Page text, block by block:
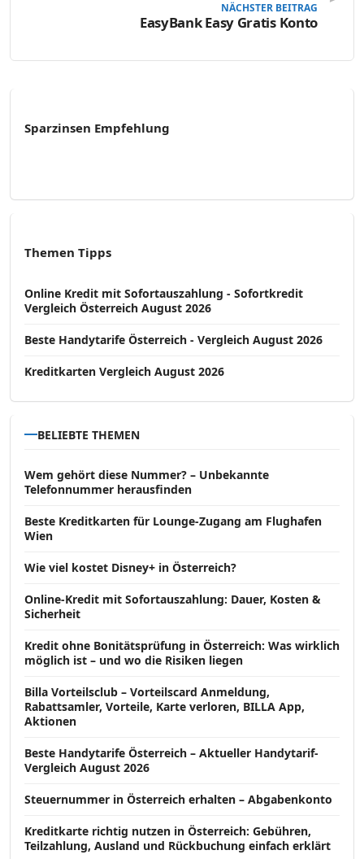
NÄCHSTER BEITRAG
EasyBank Easy Gratis Konto
Sparzinsen Empfehlung
Themen Tipps
Online Kredit mit Sofortauszahlung - Sofortkredit
Vergleich Österreich August 2026
Beste Handytarife Österreich - Vergleich August 2026
Kreditkarten Vergleich August 2026
BELIEBTE THEMEN
Wem gehört diese Nummer? – Unbekannte
Telefonnummer herausfinden
Beste Kreditkarten für Lounge-Zugang am Flughafen
Wien
Wie viel kostet Disney+ in Österreich?
Online-Kredit mit Sofortauszahlung: Dauer, Kosten &
Sicherheit
Kredit ohne Bonitätsprüfung in Österreich: Was wirklich
möglich ist – und wo die Risiken liegen
Billa Vorteilsclub – Vorteilscard Anmeldung,
Rabattsamler, Vorteile, Karte verloren, BILLA App,
Aktionen
Beste Handytarife Österreich – Aktueller Handytarif-
Vergleich August 2026
Steuernummer in Österreich erhalten – Abgabenkonto
Kreditkarte richtig nutzen in Österreich: Gebühren,
Teilzahlung, Ausland und Rückbuchung einfach erklärt